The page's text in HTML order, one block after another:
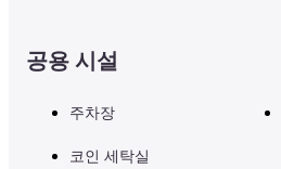
공용 시설
주차장
코인 세탁실